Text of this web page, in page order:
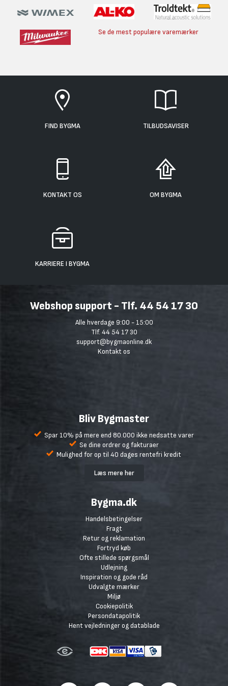
Se de mest populære varemærker
FIND BYGMA TILBUDSAVISER
KONTAKT OS OM BYGMA
KARRIERE I BYGMA
Webshop support - Tlf. 44 54 17 30
Alle hverdage 9:00 - 15:00
Tlf. 44 54 17 30
support@bygmaonline.dk
Kontakt os
Bliv Bygmaster
Spar 10% på mere end 80.000 ikke nedsatte varer
Se dine ordrer og fakturaer
Mulighed for op til 40 dages rentefri kredit
Læs mere her
Bygma.dk
Handelsbetingelser
Fragt
Retur og reklamation
Fortryd køb
Ofte stillede spørgsmål
Udlejning
Inspiration og gode råd
Udvalgte mærker
Miljø
Cookiepolitik
Persondatapolitik
Hent vejledninger og datablade